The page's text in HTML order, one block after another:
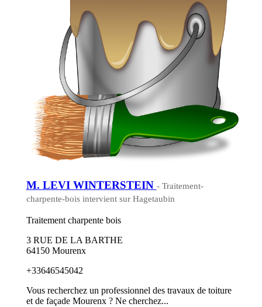
M. LEVI WINTERSTEIN - Traitement-
charpente-bois intervient sur Hagetaubin
Traitement charpente bois
3 RUE DE LA BARTHE
64150 Mourenx
+33646545042
Vous recherchez un professionnel des travaux de toiture
et de façade Mourenx ? Ne cherchez...